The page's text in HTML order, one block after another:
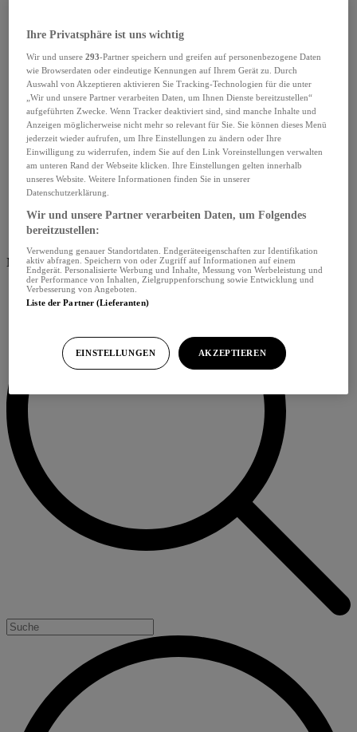
Menü schliessen
Ihre Privatsphäre ist uns wichtig
Wir und unsere293-Partner speichern und greifen auf personenbezogene Daten
wie Browserdaten oder eindeutige Kennungen auf Ihrem Gerät zu. Durch
Auswahl von Akzeptieren aktivieren Sie Tracking-Technologien für die unter
„Wir und unsere Partner verarbeiten Daten, um Ihnen Dienste bereitzustellen“
aufgeführten Zwecke. Wenn Tracker deaktiviert sind, sind manche Inhalte und
Anzeigen möglicherweise nicht mehr so relevant für Sie. Sie können dieses Menü
jederzeit wieder aufrufen, um Ihre Einstellungen zu ändern oder Ihre
Einwilligung zu widerrufen, indem Sie auf den Link Voreinstellungen verwalten
am unteren Rand der Webseite klicken. Ihre Einstellungen gelten innerhalb
unseres Website. Weitere Informationen finden Sie in unserer
Datenschutzerklärung.
Wir und unsere Partner verarbeiten Daten, um Folgendes
bereitzustellen:
Verwendung genauer Standortdaten. Endgeräteeigenschaften zur Identifikation
aktiv abfragen. Speichern von oder Zugriff auf Informationen auf einem
Endgerät. Personalisierte Werbung und Inhalte, Messung von Werbeleistung und
der Performance von Inhalten, Zielgruppenforschung sowie Entwicklung und
Verbesserung von Angeboten.
Liste der Partner (Lieferanten)
EINSTELLUNGEN AKZEPTIEREN